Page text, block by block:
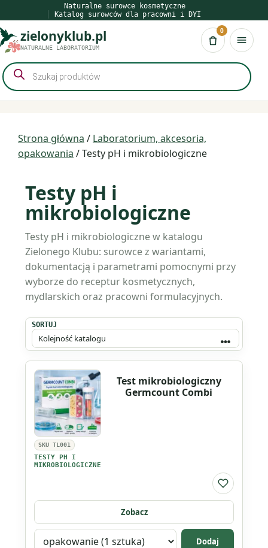
do
treści
Naturalne surowce kosmetyczne
Katalog surowców dla pracowni i DYI
zielonyklub.pl
NATURALNE LABORATORIUM Koszyk
0
Wyszukiwarka
produktów
Strona główna / Laboratorium, akcesoria,
opakowania / Testy pH i mikrobiologiczne
Testy pH i
mikrobiologiczne
Testy pH i mikrobiologiczne w katalogu
Zielonego Klubu: surowce z wariantami,
dokumentacją i parametrami pomocnymi przy
wyborze do receptur kosmetycznych,
mydlarskich oraz pracowni formulacyjnych.
SORTUJ
SKU TL001
TESTY PH I
MIKROBIOLOGICZNE
Test mikrobiologiczny
Germcount Combi
Do listy
Zobacz
Wybierz
Dodaj